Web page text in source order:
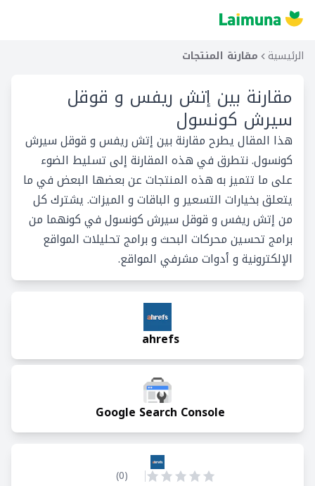
الرئيسية مقارنة المنتجات
مقارنة بين إتش ريفس و قوقل
سيرش كونسول
هذا المقال يطرح مقارنة بين إتش ريفس و قوقل سيرش
كونسول. نتطرق في هذه المقارنة إلى تسليط الضوء
على ما تتميز به هذه المنتجات عن بعضها البعض في ما
يتعلق بخيارات التسعير و الباقات و الميزات. يشترك كل
من إتش ريفس و قوقل سيرش كونسول في كونهما من
برامج تحسين محركات البحث و برامج تحليلات المواقع
الإلكترونية و أدوات مشرفي المواقع.
ahrefs
Google Search Console
(
0
)